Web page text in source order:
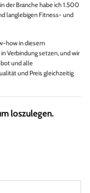
der Branche habe ich 1.500
langlebigen Fitness- und
how in diesem
Verbindung setzen, und wir
und alle
und Preis gleichzeitig
loszulegen.